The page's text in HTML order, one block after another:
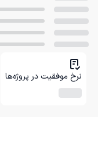
نرخ موفقیت در پروژه‌ها